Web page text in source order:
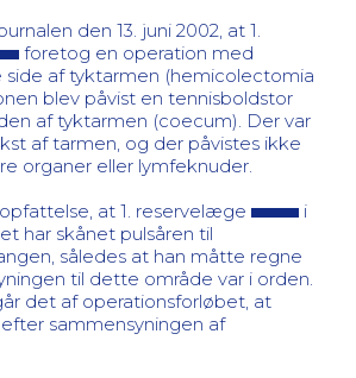
den 13. juni 2002, at 1.
foretog en operation med
side af tyktarmen (hemicolectomia
blev påvist en tennisboldstor
af tyktarmen (coecum). Der var
af tarmen, og der påvistes ikke
organer eller lymfeknuder.
at 1. reservelæge
i
har skånet pulsåren til
således at han måtte regne
til dette område var i orden.
det af operationsforløbet, at
sammensyningen af